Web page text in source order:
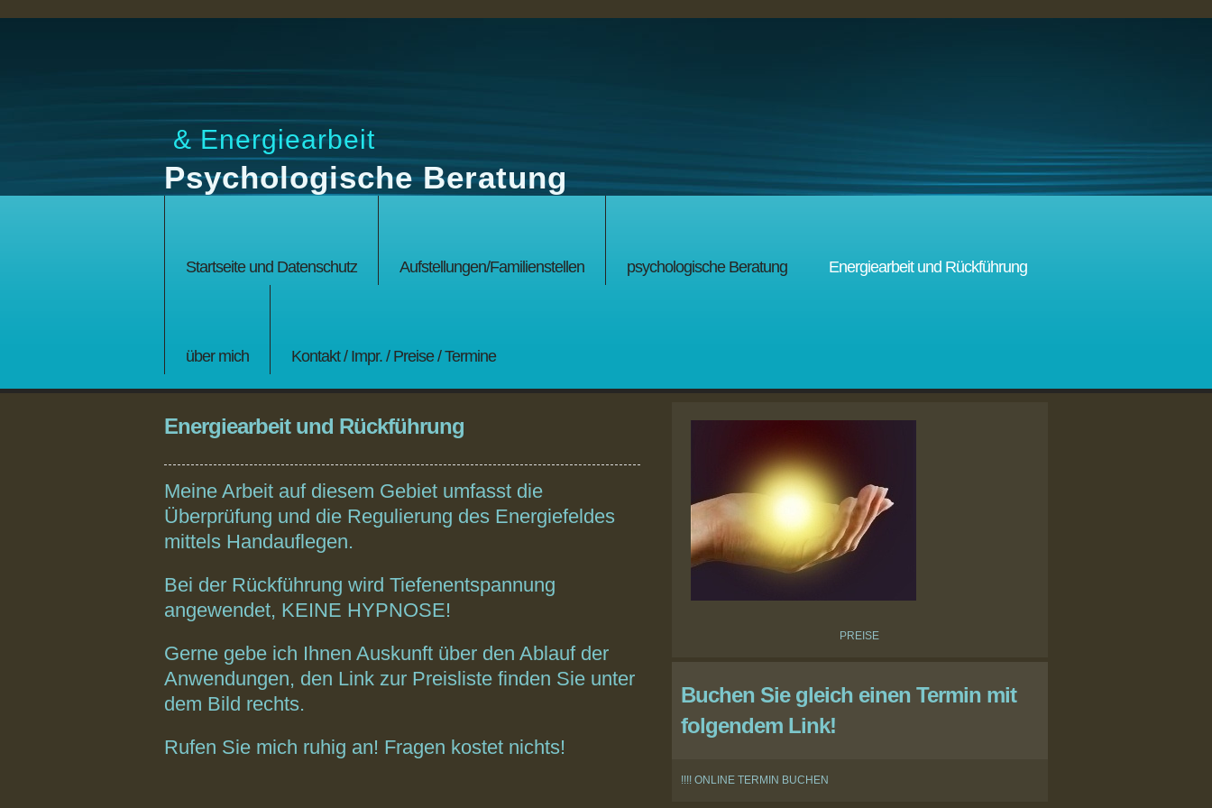
& Energiearbeit
Psychologische Beratung
Startseite und Datenschutz Aufstellungen/Familienstellen psychologische Beratung Energiearbeit und Rückführung
über mich Kontakt / Impr. / Preise / Termine
Energiearbeit und Rückführung
Meine Arbeit auf diesem Gebiet umfasst die
Überprüfung und die Regulierung des Energiefeldes
mittels Handauflegen.
Bei der Rückführung wird Tiefenentspannung
angewendet, KEINE HYPNOSE!
Gerne gebe ich Ihnen Auskunft über den Ablauf der
Anwendungen, den Link zur Preisliste finden Sie unter
dem Bild rechts.
Rufen Sie mich ruhig an! Fragen kostet nichts!
PREISE
Buchen Sie gleich einen Termin mit
folgendem Link!
!!!! ONLINE TERMIN BUCHEN